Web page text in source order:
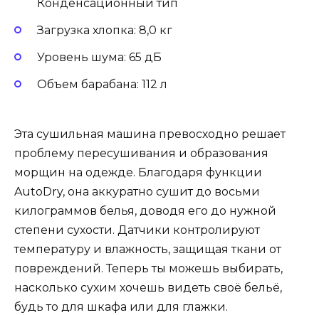
Конденсационный тип
Загрузка хлопка: 8,0 кг
Уровень шума: 65 дБ
Объем барабана: 112 л
Эта сушильная машина превосходно решает
проблему пересушивания и образования
морщин на одежде. Благодаря функции
AutoDry, она аккуратно сушит до восьми
килограммов белья, доводя его до нужной
степени сухости. Датчики контролируют
температуру и влажность, защищая ткани от
повреждений. Теперь ты можешь выбирать,
насколько сухим хочешь видеть своё бельё,
будь то для шкафа или для глажки.